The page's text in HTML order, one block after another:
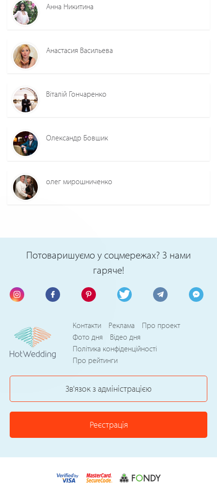
Анна Никитина
Анастасия Васильева
Віталій Гончаренко
Олександр Бовшик
олег мирошниченко
Потоваришуємо у соцмережах? З нами
гаряче!
Контакти Реклама
Про проект
Фото дня
Відео дня
Політика конфіденційності
Про рейтинги
Зв'язок з адміністрацією
Реєстрація